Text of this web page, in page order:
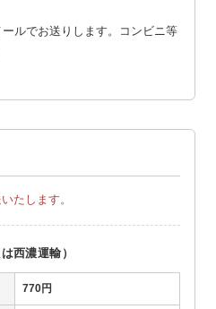
ルでお送りします。コンビニ等
たします。
西濃運輸）
770円